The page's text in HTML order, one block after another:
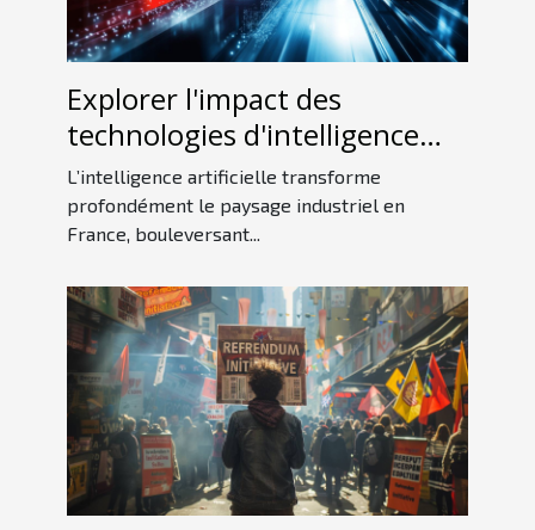
Explorer l'impact des
technologies d'intelligence
artificielle sur l'industrie
française
L’intelligence artificielle transforme
profondément le paysage industriel en
France, bouleversant...